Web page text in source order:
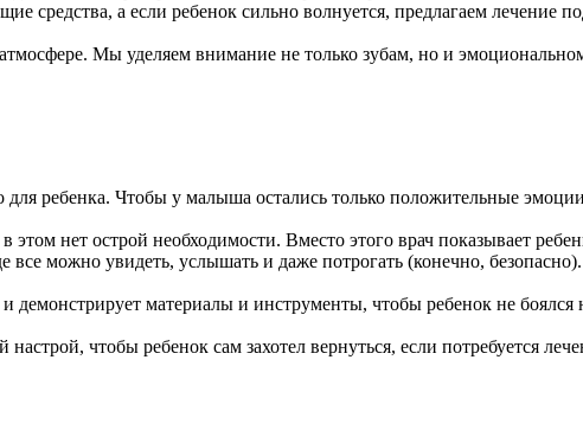
средства, а если ребенок сильно волнуется, предлагаем лечение
Мы уделяем внимание не только зубам, но и
ребенка. Чтобы у малыша остались только положительные
нет острой необходимости. Вместо этого врач показывает
можно увидеть, услышать и даже потрогать (конечно, безопасно).
и демонстрирует материалы и инструменты, чтобы ребенок не
чтобы ребенок сам захотел вернуться, если потребуется